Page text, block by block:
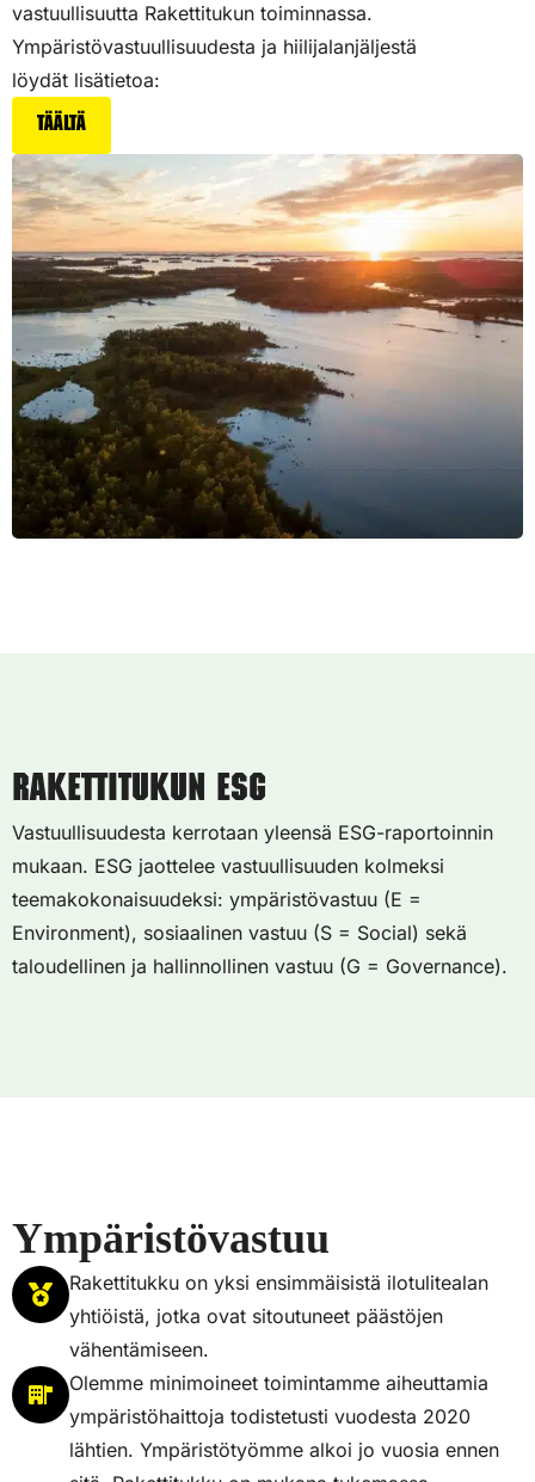
vastuullisuutta Rakettitukun toiminnassa.
Ympäristövastuullisuudesta ja hiilijalanjäljestä
löydät lisätietoa:
Täältä
Rakettitukun ESG
Vastuullisuudesta kerrotaan yleensä ESG-raportoinnin
mukaan. ESG jaottelee vastuullisuuden kolmeksi
teemakokonaisuudeksi: ympäristövastuu (E =
Environment), sosiaalinen vastuu (S = Social) sekä
taloudellinen ja hallinnollinen vastuu (G = Governance).
Ympäristövastuu
Rakettitukku on yksi ensimmäisistä ilotulitealan
yhtiöistä, jotka ovat sitoutuneet päästöjen
vähentämiseen.
Olemme minimoineet toimintamme aiheuttamia
ympäristöhaittoja todistetusti vuodesta 2020
lähtien. Ympäristötyömme alkoi jo vuosia ennen